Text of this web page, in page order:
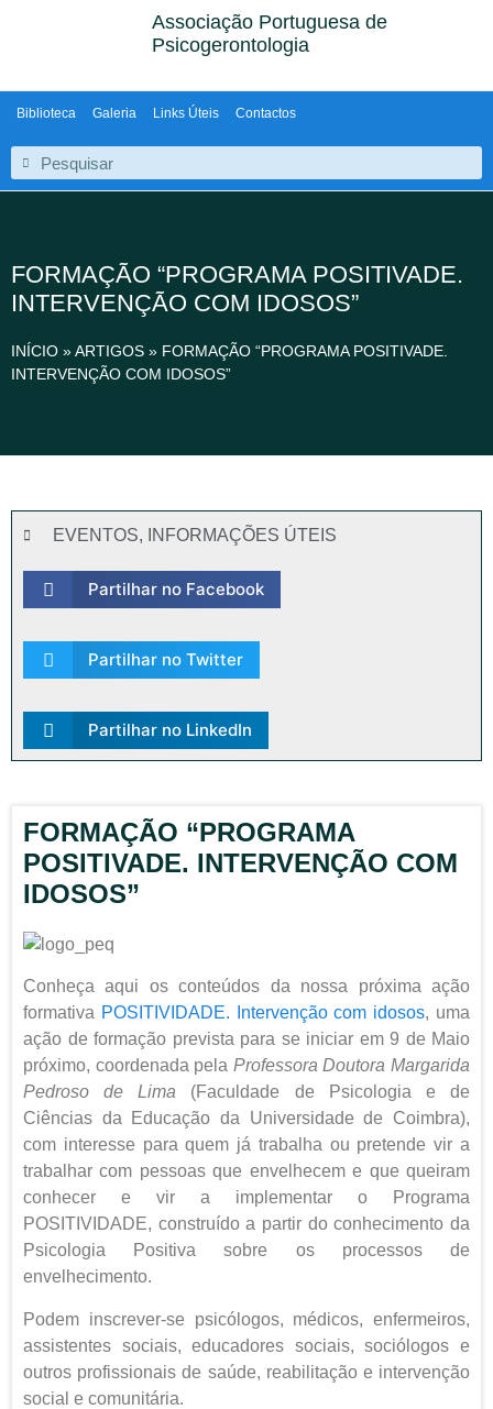
Associação Portuguesa de
Psicogerontologia
Biblioteca Galeria Links Úteis Contactos
FORMAÇÃO “PROGRAMA POSITIVADE.
INTERVENÇÃO COM IDOSOS”
INÍCIO »ARTIGOS » FORMAÇÃO “PROGRAMA POSITIVADE.
INTERVENÇÃO COM IDOSOS”
EVENTOS, INFORMAÇÕES ÚTEIS
Partilhar no Facebook
Partilhar no Twitter
Partilhar no LinkedIn
FORMAÇÃO “PROGRAMA
POSITIVADE. INTERVENÇÃO COM
IDOSOS”
Conheça aqui os conteúdos da nossa próxima ação
formativa POSITIVIDADE. Intervenção com idosos, uma
ação de formação prevista para se iniciar em 9 de Maio
próximo, coordenada pela Professora Doutora Margarida
Pedroso de Lima (Faculdade de Psicologia e de
Ciências da Educação da Universidade de Coimbra),
com interesse para quem já trabalha ou pretende vir a
trabalhar com pessoas que envelhecem e que queiram
conhecer e vir a implementar o Programa
POSITIVIDADE, construído a partir do conhecimento da
Psicologia Positiva sobre os processos de
envelhecimento.
Podem inscrever-se psicólogos, médicos, enfermeiros,
assistentes sociais, educadores sociais, sociólogos e
outros profissionais de saúde, reabilitação e intervenção
social e comunitária.